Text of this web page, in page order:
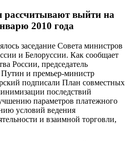
рассчитывают выйти на
2010 года
заседание Совета министров
и Белоруссии. Как сообщает
России, председатель
и премьер-министр
подписали План совместных
последствий
параметров платежного
условий ведения
и взаимной торговли,